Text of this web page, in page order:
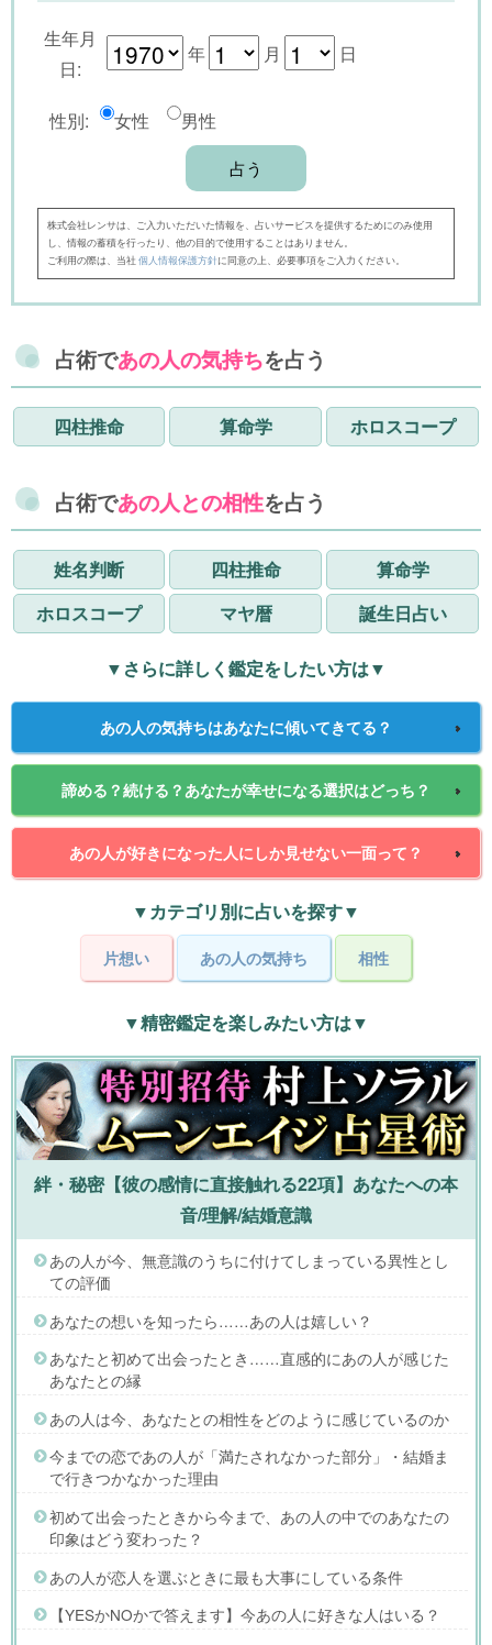
生年月
日:
年 月 日
性別: 女性 男性
株式会社レンサは、ご入力いただいた情報を、占いサービスを提供するためにのみ使用
し、情報の蓄積を行ったり、他の目的で使用することはありません。
ご利用の際は、当社 個人情報保護方針に同意の上、必要事項をご入力ください。
占術であの人の気持ちを占う
四柱推命 算命学 ホロスコープ
占術であの人との相性を占う
姓名判断 四柱推命
算命学
ホロスコープ
マヤ暦 誕生日占い
▼さらに詳しく鑑定をしたい方は▼
あの人の気持ちはあなたに傾いてきてる？
諦める？続ける？あなたが幸せになる選択はどっち？
あの人が好きになった人にしか見せない一面って？
▼カテゴリ別に占いを探す▼
片想い あの人の気持ち 相性
▼精密鑑定を楽しみたい方は▼
絆・秘密【彼の感情に直接触れる22項】あなたへの本
音/理解/結婚意識
あの人が今、無意識のうちに付けてしまっている異性とし
ての評価
あなたの想いを知ったら……あの人は嬉しい？
あなたと初めて出会ったとき……直感的にあの人が感じた
あなたとの縁
あの人は今、あなたとの相性をどのように感じているのか
今までの恋であの人が「満たされなかった部分」・結婚ま
で行きつかなかった理由
初めて出会ったときから今まで、あの人の中でのあなたの
印象はどう変わった？
あの人が恋人を選ぶときに最も大事にしている条件
【YESかNOかで答えます】今あの人に好きな人はいる？